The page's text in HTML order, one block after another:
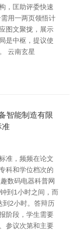
，匡助评委快速
用一两页领悟计
图文聚拢，展示
是中枢，提议使
云南玄星
智能制造有限
准
准，频频在论文
科和学位档次的
数码电器科普网
到1小时之间，而
到2小时。答辩历
阶段，学生需要
参议次第和主要